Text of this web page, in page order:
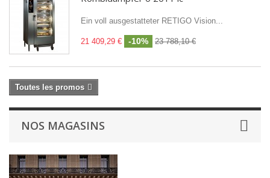
Ein voll ausgestatteter RETIGO Vision...
21 409,29 € -10% 23 788,10 €
Toutes les promos
NOS MAGASINS